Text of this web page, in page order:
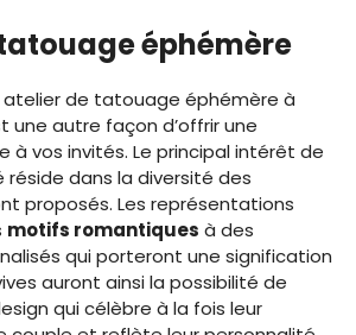
éphémère
atelier de tatouage éphémère à
une autre façon d’offrir une
à vos invités. Le principal intérêt de
réside dans la diversité des
proposés. Les représentations
motifs romantiques à des
qui porteront une signification
auront ainsi la possibilité de
qui célèbre à la fois leur